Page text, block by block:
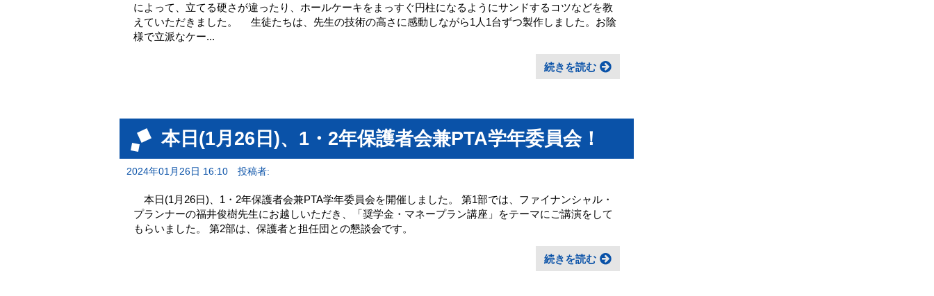
によって、立てる硬さが違ったり、ホールケーキをまっすぐ円柱になるようにサンドするコツなどを教
えていただきました。 生徒たちは、先生の技術の高さに感動しながら1人1台ずつ製作しました。お陰
様で立派なケー...
続きを読む
本日(1月26日)、1・2年保護者会兼PTA学年委員会！
2024年01月26日 16:10 投稿者:
本日(1月26日)、1・2年保護者会兼PTA学年委員会を開催しました。 第1部では、ファイナンシャル・
プランナーの福井俊樹先生にお越しいただき、「奨学金・マネープラン講座」をテーマにご講演をして
もらいました。 第2部は、保護者と担任団との懇談会です。
続きを読む